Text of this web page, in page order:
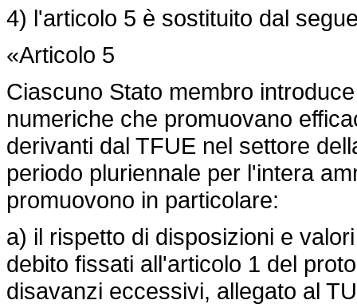
4) l'articolo 5 è sostituito dal
«Articolo 5
Ciascuno Stato membro
numeriche che promuovano
derivanti dal TFUE nel settore
periodo pluriennale per l'intera
promuovono in particolare:
a) il rispetto di disposizioni e
debito fissati all'articolo 1 del
disavanzi eccessivi, allegato al